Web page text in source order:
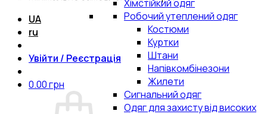
UA
ru
Увійти / Реєстрація
0.00грн
Хімстійкий одяг
Робочий утеплений одяг
Костюми
Куртки
Штани
Напівкомбінезони
Жилети
Сигнальний одяг
Одяг для захисту від високих